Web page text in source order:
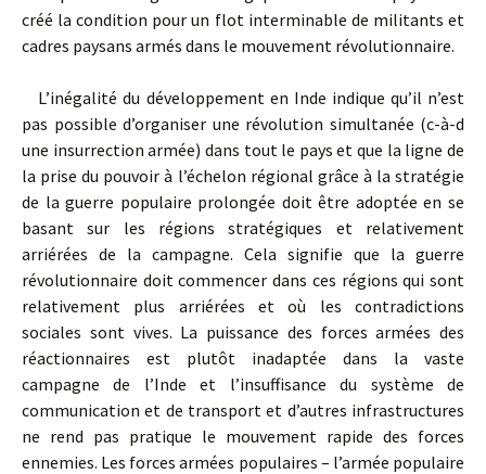
créé la condition pour un flot interminable de militants et
cadres paysans armés dans le mouvement révolutionnaire.
L’inégalité du développement en Inde indique qu’il n’est
pas possible d’organiser une révolution simultanée (c-à-d
une insurrection armée) dans tout le pays et que la ligne de
la prise du pouvoir à l’échelon régional grâce à la stratégie
de la guerre populaire prolongée doit être adoptée en se
basant sur les régions stratégiques et relativement
arriérées de la campagne. Cela signifie que la guerre
révolutionnaire doit commencer dans ces régions qui sont
relativement plus arriérées et où les contradictions
sociales sont vives. La puissance des forces armées des
réactionnaires est plutôt inadaptée dans la vaste
campagne de l’Inde et l’insuffisance du système de
communication et de transport et d’autres infrastructures
ne rend pas pratique le mouvement rapide des forces
ennemies. Les forces armées populaires – l’armée populaire